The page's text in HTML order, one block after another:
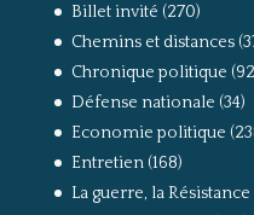
Billet invité (270)
Chemins et distances
Chronique politique
Défense nationale (34)
Economie politique
Entretien(168)
La guerre, la